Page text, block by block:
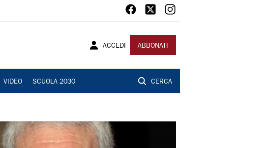
ACCEDI ABBONATI
VIDEO SCUOLA 2030 CERCA